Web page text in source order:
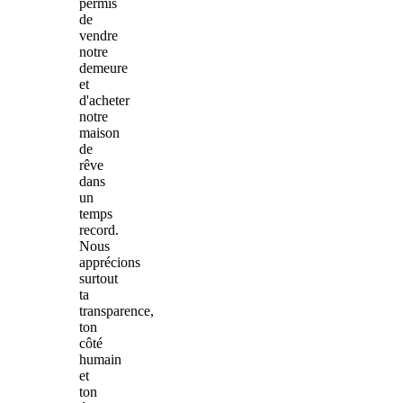
de
vendre
notre
demeure
et
d'acheter
notre
maison
de
rêve
dans
un
temps
record.
Nous
apprécions
surtout
ta
transparence,
ton
côté
humain
et
ton